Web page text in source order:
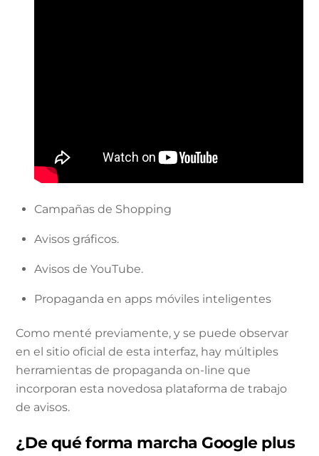
Campañas de Shopping
Avisos gráficos.
Avisos de YouTube.
Propaganda en apps móviles inteligentes
Como menté previamente, y se puede observar
en el sitio oficial de esta interfaz, hay múltiples
herramientas de propaganda on-line que
incorporan esta novedosa plataforma de trabajo
de avisos.
¿De qué forma marcha Google plus